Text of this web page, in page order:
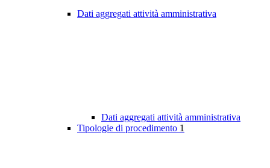
Dati aggregati attività amministrativa
Dati aggregati attività amministrativa
Tipologie di procedimento 1